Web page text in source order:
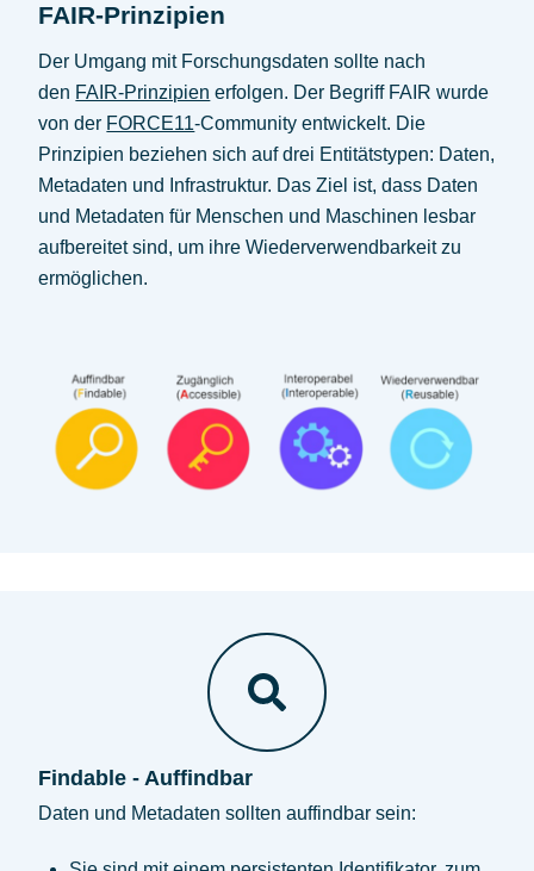
FAIR-Prinzipien
Der Umgang mit Forschungsdaten sollte nach
den FAIR-Prinzipien erfolgen. Der Begriff FAIR wurde
von der FORCE11-Community entwickelt. Die
Prinzipien beziehen sich auf drei Entitätstypen: Daten,
Metadaten und Infrastruktur. Das Ziel ist, dass Daten
und Metadaten für Menschen und Maschinen lesbar
aufbereitet sind, um ihre Wiederverwendbarkeit zu
ermöglichen.
Findable - Auffindbar
Daten und Metadaten sollten auffindbar sein: